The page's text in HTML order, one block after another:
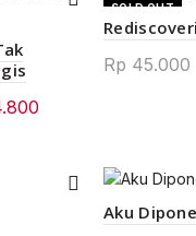
Rp 44.800.
SOLD OUT
Rp 45.000
Aku